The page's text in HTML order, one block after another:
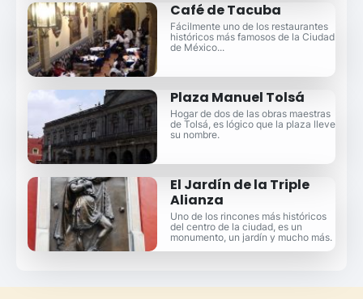
Café de Tacuba
Fácilmente uno de los restaurantes
históricos más famosos de la Ciudad
de México...
Plaza Manuel Tolsá
Hogar de dos de las obras maestras
de Tolsá, es lógico que la plaza lleve
su nombre.
El Jardín de la Triple
Alianza
Uno de los rincones más históricos
del centro de la ciudad, es un
monumento, un jardín y mucho más.